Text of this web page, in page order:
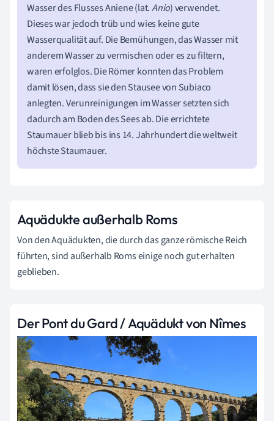
Wasser des Flusses Aniene (lat.Anio) verwendet.
Dieses war jedoch trüb und wies keine gute
Wasserqualität auf. Die Bemühungen, das Wasser mit
anderem Wasser zu vermischen oder es zu filtern,
waren erfolglos. Die Römer konnten das Problem
damit lösen, dass sie den Stausee von Subiaco
anlegten. Verunreinigungen im Wasser setzten sich
dadurch am Boden des Sees ab. Die errichtete
Staumauer blieb bis ins 14. Jahrhundert die weltweit
höchste Staumauer.
Aquädukte außerhalb Roms
Von den Aquädukten, die durch das ganze römische Reich
führten, sind außerhalb Roms einige noch gut erhalten
geblieben.
Der Pont du Gard / Aquädukt von Nîmes